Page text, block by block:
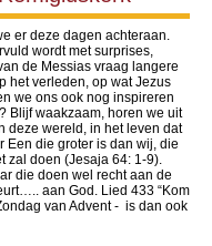
er deze dagen achteraan.
wordt met surprises,
de Messias vraag langere
het verleden, op wat Jezus
we ons ook nog inspireren
Blijf waakzaam, horen we uit
deze wereld, in het leven dat
Een die groter is dan wij, die
zal doen (Jesaja 64: 1-9).
die doen wel recht aan de
aan God. Lied 433 “Kom
van Advent - is dan ook